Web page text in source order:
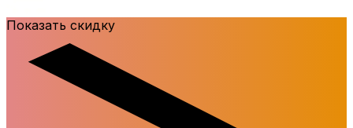
Показать скидку